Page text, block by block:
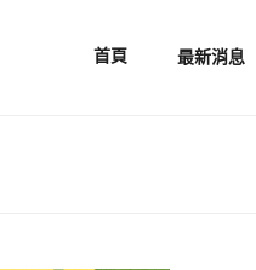
首頁 最新消息